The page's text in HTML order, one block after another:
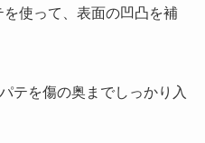
使って、表面の凹凸を補
テを傷の奥までしっかり入